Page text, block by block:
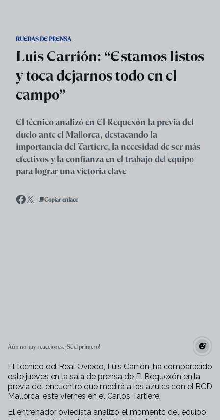
RUEDAS DE PRENSA
Luis Carrión: “Estamos listos
y toca dejarnos todo en el
campo”
El técnico analizó en El Requexón la previa del
duelo ante el Mallorca, destacando la
importancia del Tartiere, la necesidad de ser más
efectivos y la confianza en el trabajo del equipo
para lograr una victoria clave
Copiar enlace
Aún no hay reacciones. ¡Sé el primero!
El técnico del Real Oviedo, Luis Carrión, ha comparecido
este jueves en la sala de prensa de El Requexón en la
previa del encuentro que medirá a los azules con el RCD
Mallorca, este viernes en el Carlos Tartiere.
El entrenador oviedista analizó el momento del equipo,